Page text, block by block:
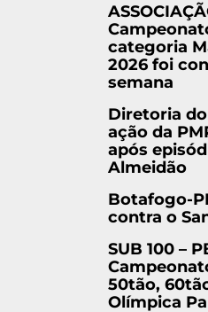
categoria
2026 foi
semana
Diretoria
ação da
após
Almeidão
Botafogo-
contra o
SUB 100 –
50tão,
Olímpica